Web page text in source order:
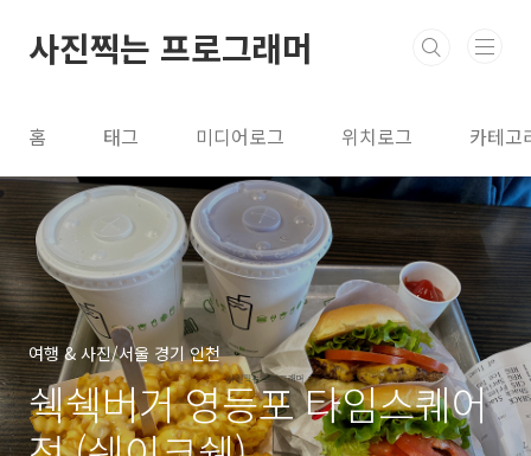
사진찍는 프로그래머
홈 태그 미디어로그 위치로그 카테고
여행 & 사진/서울 경기 인천
쉑쉑버거 영등포 타임스퀘어